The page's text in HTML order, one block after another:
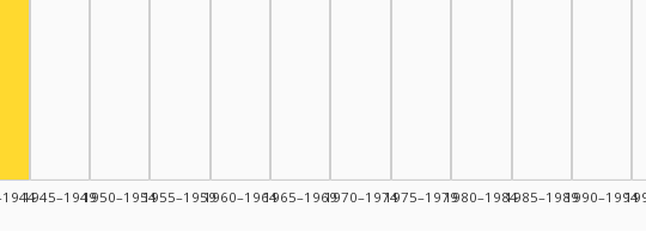
1945–19491950–19541955–19591960–19641965–19691970–19741975–19791980–19841985–19891990–1994